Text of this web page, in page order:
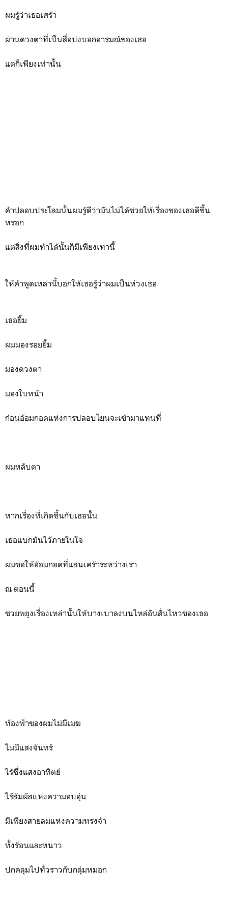
ผมรู้ว่าเธอเศร้า
ผ่านดวงตาที่เป็นสื่อบ่งบอกอารมณ์ของเธอ
แต่ก็เพียงเท่านั้น
คำปลอบประโลมนั้นผมรู้ดีว่ามันไม่ได้ช่วยให้เรื่องของเธอดีขึ้น
หรอก
แต่สิ่งที่ผมทำได้นั้นก็มีเพียงเท่านี้
ให้คำพูดเหล่านี้บอกให้เธอรู้ว่าผมเป็นห่วงเธอ
เธอยิ้ม
ผมมองรอยยิ้ม
มองดวงตา
มองใบหน้า
ก่อนอ้อมกอดแห่งการปลอบโยนจะเข้ามาแทนที่
ผมหลับตา
หากเรื่องที่เกิดขึ้นกับเธอนั้น
เธอแบกมันไว้ภายในใจ
ผมขอให้อ้อมกอดที่แสนเศร้าระหว่างเรา
ณ ตอนนี้
ช่วยพยุงเรื่องเหล่านั้นให้บางเบาลงบนไหล่อันสั่นไหวของเธอ
ท้องฟ้าของผมไม่มีเมฆ
ไม่มีแสงจันทร์
ไร้ซึ่งแสงอาทิตย์
ไร้สัมผัสแห่งความอบอุ่น
มีเพียงสายลมแห่งความทรงจำ
ทั้งร้อนและหนาว
ปกคลุมไปทั่วราวกับกลุ่มหมอก